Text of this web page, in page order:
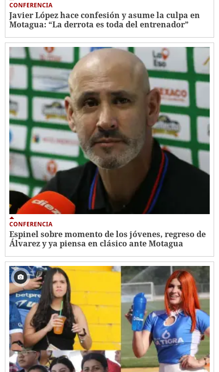
CONFERENCIA
Javier López hace confesión y asume la culpa en
Motagua: “La derrota es toda del entrenador”
CONFERENCIA
Espinel sobre momento de los jóvenes, regreso de
Álvarez y ya piensa en clásico ante Motagua